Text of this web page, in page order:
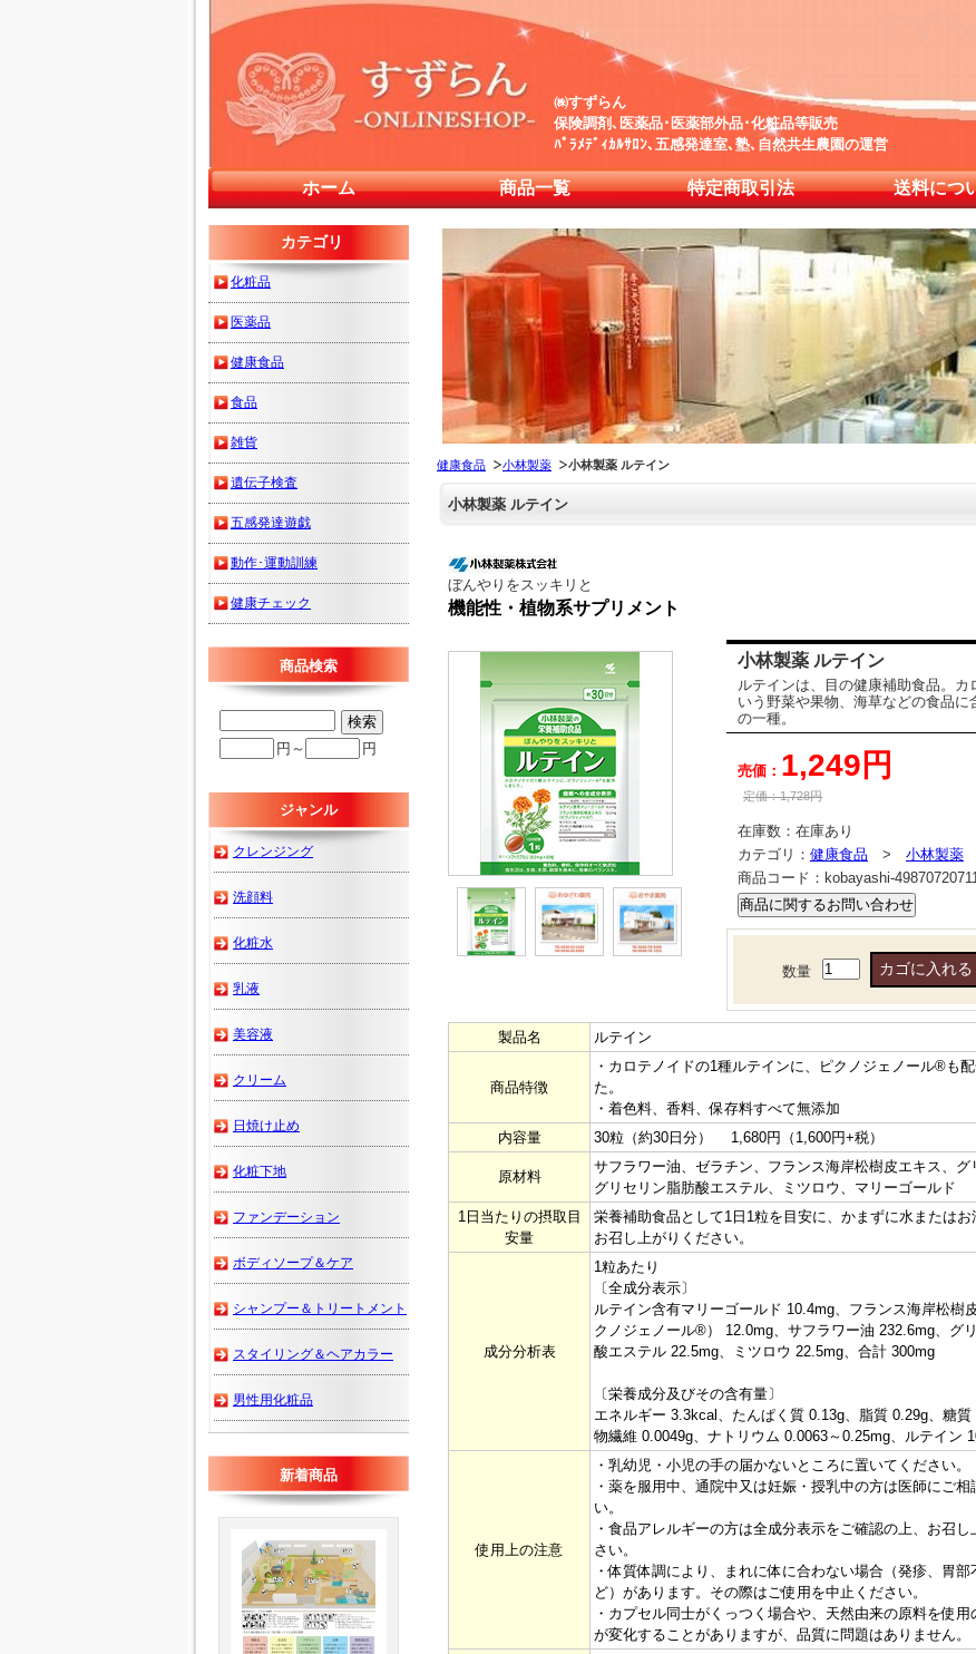
㈱すずらん
保険調剤､医薬品･医薬部外品･化粧品等販売
ﾊﾟﾗﾒﾃﾞｨｶﾙｻﾛﾝ､五感発達室､塾､自然共生農園の運営
ホーム 商品一覧 特定商取引法 送料につ
健康食品 小林製薬 小林製薬 ルテイン
小林製薬 ルテイン
ぼんやりをスッキリと
機能性・植物系サプリメント
小林製薬 ルテイン
ルテインは、目の健康補助食品。カ
いう野菜や果物、海草などの食品に
の一種。
売価： 1,249円
定価：1,728円
在庫数： 在庫あり
カテゴリ： 健康食品 > 小林製薬
商品コード： kobayashi-
数量
製品名 ルテイン
商品特徴
・カロテノイドの1種ルテインに、ピクノジェノール®も
た。
・着色料、香料、保存料すべて無添加
内容量
30粒（約30日分） 1,680円（1,600円+税）
原材料
サフラワー油、ゼラチン、フランス海岸松樹皮エキス、グ
グリセリン脂肪酸エステル、ミツロウ、マリーゴールド
1日当たりの摂取目
安量
栄養補助食品として1日1粒を目安に、かまずに水またはお
お召し上がりください。
成分分析表
1粒あたり
〔全成分表示〕
ルテイン含有マリーゴールド 10.4mg、フランス海岸松樹
クノジェノール®） 12.0mg、サフラワー油 232.6mg、グ
酸エステル 22.5mg、ミツロウ 22.5mg、合計 300mg
〔栄養成分及びその含有量〕
エネルギー 3.3kcal、たんぱく質 0.13g、脂質 0.29g、糖質
物繊維 0.0049g、ナトリウム 0.0063～0.25mg、ルテイン
使用上の注意
・乳幼児・小児の手の届かないところに置いてください。
・薬を服用中、通院中又は妊娠・授乳中の方は医師にご相
い。
・食品アレルギーの方は全成分表示をご確認の上、お召し
さい。
・体質体調により、まれに体に合わない場合（発疹、胃部
ど）があります。その際はご使用を中止ください。
・カプセル同士がくっつく場合や、天然由来の原料を使用
が変化することがありますが、品質に問題はありません。
カテゴリ
化粧品
医薬品
健康食品
食品
雑貨
遺伝子検査
五感発達遊戯
動作･運動訓練
健康チェック
商品検索
円～ 円
ジャンル
クレンジング
洗顔料
化粧水
乳液
美容液
クリーム
日焼け止め
化粧下地
ファンデーション
ボディソープ＆ケア
シャンプー＆トリートメント
スタイリング＆ヘアカラー
男性用化粧品
新着商品